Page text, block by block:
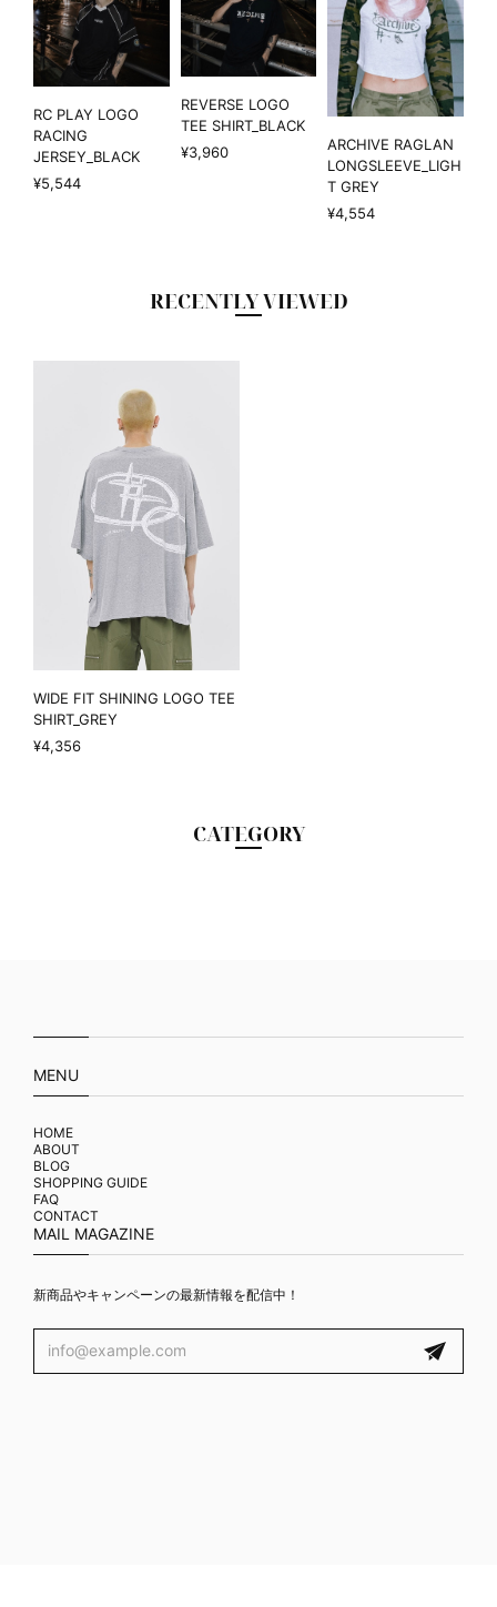
RC PLAY LOGO
RACING
JERSEY_BLACK
¥5,544
REVERSE LOGO
TEE SHIRT_BLACK
¥3,960
ARCHIVE RAGLAN
LONGSLEEVE_LIGH
T GREY
¥4,554
RECENTLY VIEWED
WIDE FIT SHINING LOGO TEE
SHIRT_GREY
¥4,356
CATEGORY
MENU
HOME
ABOUT
BLOG
SHOPPING GUIDE
FAQ
CONTACT
MAIL MAGAZINE
新商品やキャンペーンの最新情報を配信中！